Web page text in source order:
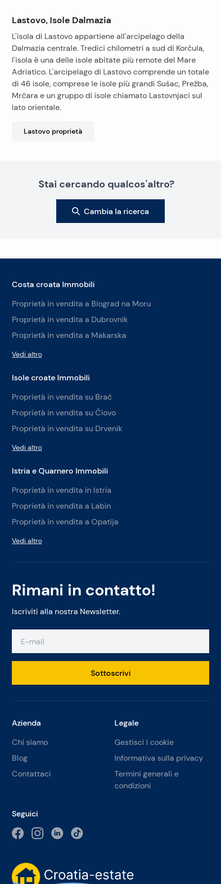
Lastovo, Isole Dalmazia
L'isola di Lastovo appartiene all'arcipelago della
Dalmazia centrale. Tredici chilometri a sud di Korčula,
l'isola è una delle isole abitate più remote del Mare
Adriatico. L'arcipelago di Lastovo comprende un totale
di 46 isole, comprese le isole più grandi Sušac, Prežba,
Mrčara e un gruppo di isole chiamato Lastovnjaci sul
lato orientale.
Lastovo proprietà
Stai cercando qualcos'altro?
Cambia la ricerca
Rimani in contatto!
Iscriviti alla nostra Newsletter.
Sottoscrivi
Costa croata Immobili
Proprietà in vendita a Biograd na Moru
Proprietà in vendita a Dubrovnik
Proprietà in vendita a Makarska
Vedi altro
Isole croate Immobili
Proprietà in vendita su Brač
Proprietà in vendita su Čiovo
Proprietà in vendita su Drvenik
Vedi altro
Istria e Quarnero Immobili
Proprietà in vendita in Istria
Proprietà in vendita a Labin
Proprietà in vendita a Opatija
Vedi altro
Azienda
Chi siamo
Blog
Contattaci
Legale
Gestisci i cookie
Informativa sulla privacy
Termini generali e
condizioni
Seguici